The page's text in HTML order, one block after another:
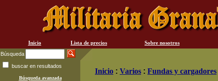
Inicio Lista de precios
Sobre nosotros
Búsqueda
buscar en resultados
Búsqueda avanzada
Inicio : Varios : Fundas y cargadores